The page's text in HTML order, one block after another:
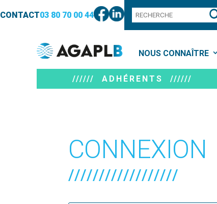
CONTACT03 80 70 00 44
NOUS CONNAÎTRE
////// ADHÉRENTS //////
CONNEXION
//////////////////